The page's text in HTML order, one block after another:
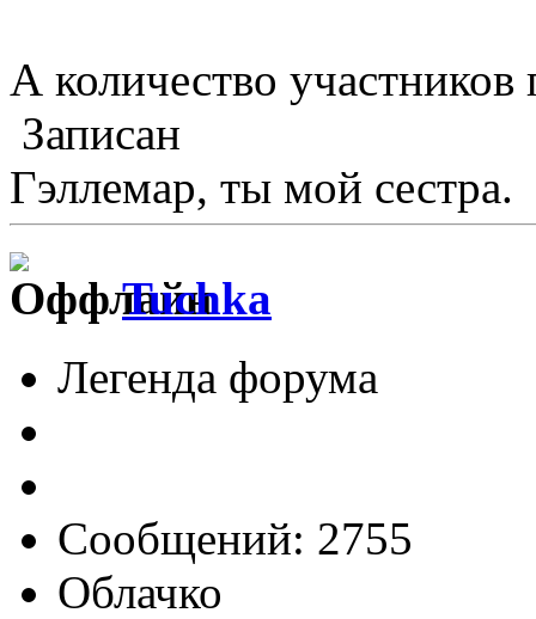
А количество участников
Записан
Гэллемар, ты мой сестра.
Tuchka
Легенда форума
Сообщений: 2755
Облачко